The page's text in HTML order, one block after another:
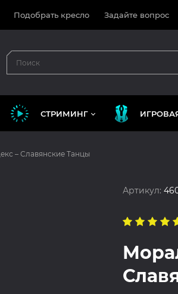
Подобрать кресло Задайте вопрос
СТРИМИНГ
– Славянские Танцы
Артикул: